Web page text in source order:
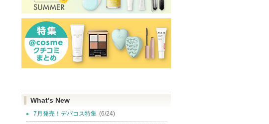
What's New
7月発売！デパコス特集 (6/24)